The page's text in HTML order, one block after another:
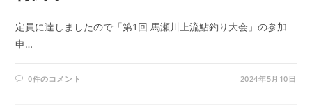
定員に達しましたので「第1回 馬瀬川上流鮎釣り大会」の参加
申…
0件のコメント 2024年5月10日